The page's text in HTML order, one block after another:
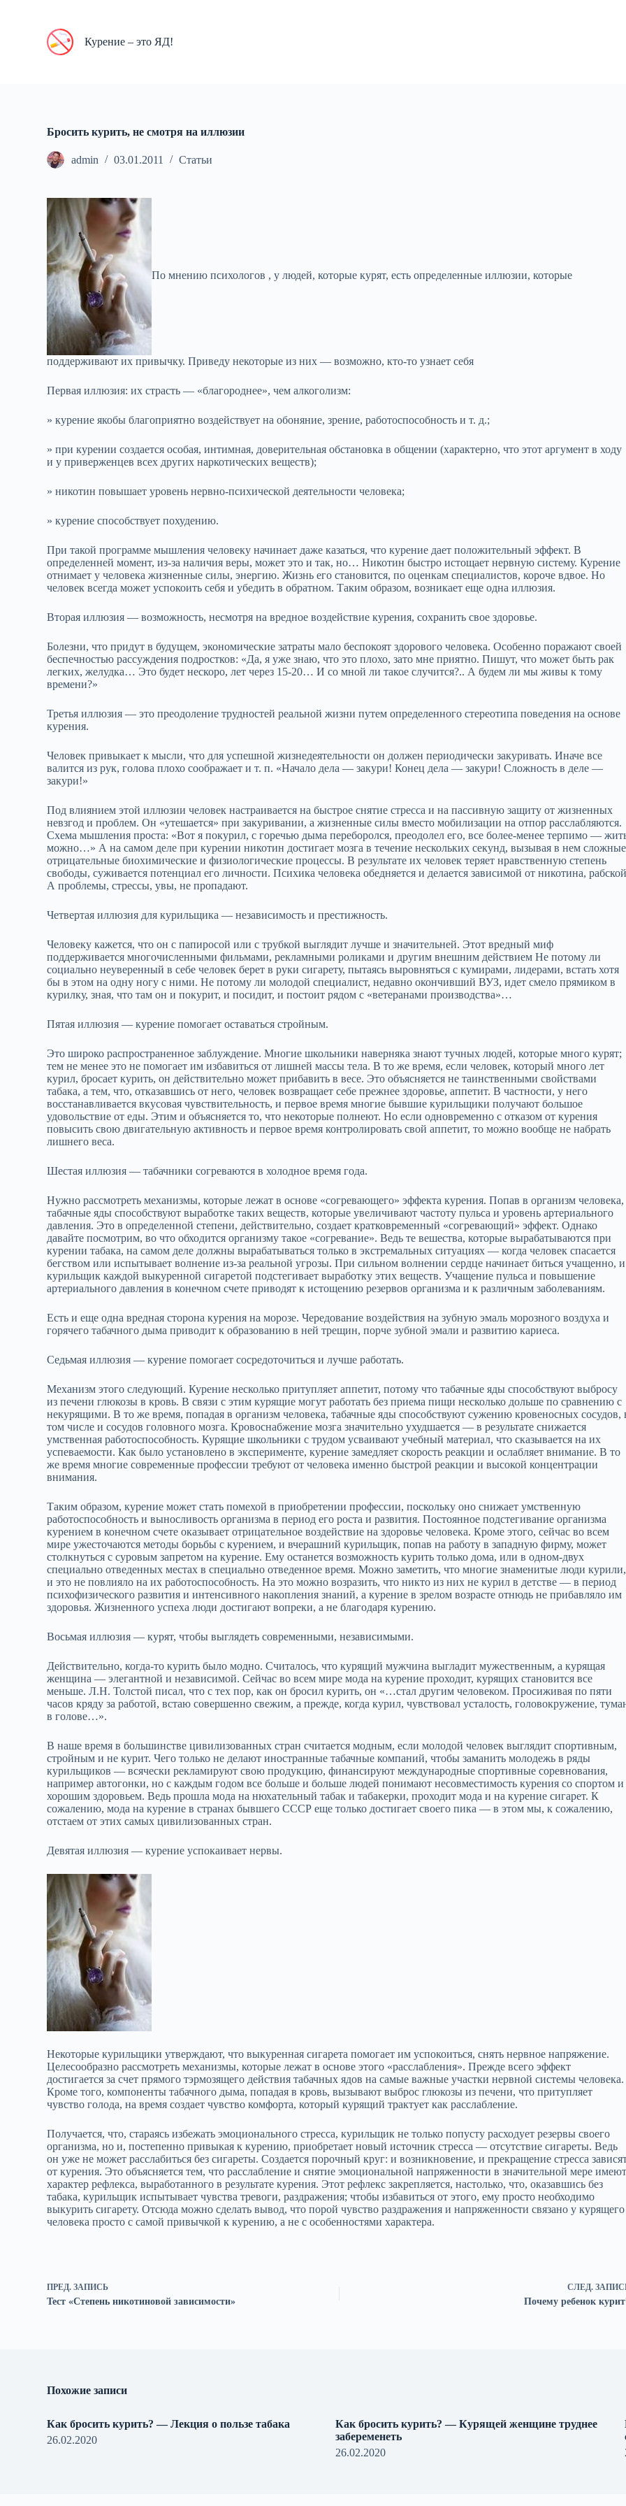
Курение – это ЯД!
Бросить курить, не смотря на иллюзии
admin 03.01.2011 Статьи
По мнению психологов , у людей, которые курят, есть определенные иллюзии, которые
поддерживают их привычку. Приведу некоторые из них — возможно, кто-то узнает себя
Первая иллюзия: их страсть — «благороднее», чем алкоголизм:
» курение якобы благоприятно воздействует на обоняние, зрение, работоспособность и т. д.;
» при курении создается особая, интимная, доверительная обстановка в общении (характерно, что этот аргумент в ходу
и у приверженцев всех других наркотических веществ);
» никотин повышает уровень нервно-психической деятельности человека;
» курение способствует похудению.
При такой программе мышления человеку начинает даже казаться, что курение дает положительный эффект. В
определенней момент, из-за наличия веры, может это и так, но… Никотин быстро истощает нервную систему. Курение
отнимает у человека жизненные силы, энергию. Жизнь его становится, по оценкам специалистов, короче вдвое. Но
человек всегда может успокоить себя и убедить в обратном. Таким образом, возникает еще одна иллюзия.
Вторая иллюзия — возможность, несмотря на вредное воздействие курения, сохранить свое здоровье.
Болезни, что придут в будущем, экономические затраты мало беспокоят здорового человека. Особенно поражают своей
беспечностью рассуждения подростков: «Да, я уже знаю, что это плохо, зато мне приятно. Пишут, что может быть рак
легких, желудка… Это будет нескоро, лет через 15-20… И со мной ли такое случится?.. А будем ли мы живы к тому
времени?»
Третья иллюзия — это преодоление трудностей реальной жизни путем определенного стереотипа поведения на основе
курения.
Человек привыкает к мысли, что для успешной жизнедеятельности он должен периодически закуривать. Иначе все
валится из рук, голова плохо соображает и т. п. «Начало дела — закури! Конец дела — закури! Сложность в деле —
закури!»
Под влиянием этой иллюзии человек настраивается на быстрое снятие стресса и на пассивную защиту от жизненных
невзгод и проблем. Он «утешается» при закуривании, а жизненные силы вместо мобилизации на отпор расслабляются.
Схема мышления проста: «Вот я покурил, с горечью дыма переборолся, преодолел его, все более-менее терпимо —
можно…» А на самом деле при курении никотин достигает мозга в течение нескольких секунд, вызывая в нем сложные
отрицательные биохимические и физиологические процессы. В результате их человек теряет нравственную степень
свободы, суживается потенциал его личности. Психика человека обедняется и делается зависимой от никотина,
А проблемы, стрессы, увы, не пропадают.
Четвертая иллюзия для курильщика — независимость и престижность.
Человеку кажется, что он с папиросой или с трубкой выглядит лучше и значительней. Этот вредный миф
поддерживается многочисленными фильмами, рекламными роликами и другим внешним действием Не потому ли
социально неуверенный в себе человек берет в руки сигарету, пытаясь выровняться с кумирами, лидерами, встать хотя
бы в этом на одну ногу с ними. Не потому ли молодой специалист, недавно окончивший ВУЗ, идет смело прямиком в
курилку, зная, что там он и покурит, и посидит, и постоит рядом с «ветеранами производства»…
Пятая иллюзия — курение помогает оставаться стройным.
Это широко распространенное заблуждение. Многие школьники наверняка знают тучных людей, которые много курят;
тем не менее это не помогает им избавиться от лишней массы тела. В то же время, если человек, который много лет
курил, бросает курить, он действительно может прибавить в весе. Это объясняется не таинственными свойствами
табака, а тем, что, отказавшись от него, человек возвращает себе прежнее здоровье, аппетит. В частности, у него
восстанавливается вкусовая чувствительность, и первое время многие бывшие курильщики получают большое
удовольствие от еды. Этим и объясняется то, что некоторые полнеют. Но если одновременно с отказом от курения
повысить свою двигательную активность и первое время контролировать свой аппетит, то можно вообще не набрать
лишнего веса.
Шестая иллюзия — табачники согреваются в холодное время года.
Нужно рассмотреть механизмы, которые лежат в основе «согревающего» эффекта курения. Попав в организм человека,
табачные яды способствуют выработке таких веществ, которые увеличивают частоту пульса и уровень артериального
давления. Это в определенной степени, действительно, создает кратковременный «согревающий» эффект. Однако
давайте посмотрим, во что обходится организму такое «согревание». Ведь те вешества, которые вырабатываются при
курении табака, на самом деле должны вырабатываться только в экстремальных ситуациях — когда человек спасается
бегством или испытывает волнение из-за реальной угрозы. При сильном волнении сердце начинает биться учащенно, и
курильщик каждой выкуренной сигаретой подстегивает выработку этих веществ. Учащение пульса и повышение
артериального давления в конечном счете приводят к истощению резервов организма и к различным заболеваниям.
Есть и еще одна вредная сторона курения на морозе. Чередование воздействия на зубную эмаль морозного воздуха и
горячего табачного дыма приводит к образованию в ней трещин, порче зубной эмали и развитию кариеса.
Седьмая иллюзия — курение помогает сосредоточиться и лучше работать.
Механизм этого следующий. Курение несколько притупляет аппетит, потому что табачные яды способствуют выбросу
из печени глюкозы в кровь. В связи с этим курящие могут работать без приема пищи несколько дольше по сравнению с
некурящими. В то же время, попадая в организм человека, табачные яды способствуют сужению кровеносных сосудов,
том числе и сосудов головного мозга. Кровоснабжение мозга значительно ухудшается — в результате снижается
умственная работоспособность. Курящие школьники с трудом усваивают учебный материал, что сказывается на их
успеваемости. Как было установлено в эксперименте, курение замедляет скорость реакции и ослабляет внимание. В то
же время многие современные профессии требуют от человека именно быстрой реакции и высокой концентрации
внимания.
Таким образом, курение может стать помехой в приобретении профессии, поскольку оно снижает умственную
работоспособность и выносливость организма в период его роста и развития. Постоянное подстегивание организма
курением в конечном счете оказывает отрицательное воздействие на здоровье человека. Кроме этого, сейчас во всем
мире ужесточаются методы борьбы с курением, и вчерашний курильщик, попав на работу в западную фирму, может
столкнуться с суровым запретом на курение. Ему останется возможность курить только дома, или в одном-двух
специально отведенных местах в специально отведенное время. Можно заметить, что многие знаменитые люди курили,
и это не повлияло на их работоспособность. На это можно возразить, что никто из них не курил в детстве — в период
психофизического развития и интенсивного накопления знаний, а курение в зрелом возрасте отнюдь не прибавляло им
здоровья. Жизненного успеха люди достигают вопреки, а не благодаря курению.
Восьмая иллюзия — курят, чтобы выглядеть современными, независимыми.
Действительно, когда-то курить было модно. Считалось, что курящий мужчина выгладит мужественным, а курящая
женщина — элегантной и независимой. Сейчас во всем мире мода на курение проходит, курящих становится все
меньше. Л.Н. Толстой писал, что с тех пор, как он бросил курить, он «…стал другим человеком. Просиживая по пяти
часов кряду за работой, встаю совершенно свежим, а прежде, когда курил, чувствовал усталость, головокружение,
в голове…».
В наше время в большинстве цивилизованных стран считается модным, если молодой человек выглядит спортивным,
стройным и не курит. Чего только не делают иностранные табачные компаний, чтобы заманить молодежь в ряды
курильщиков — всячески рекламируют свою продукцию, финансируют международные спортивные соревнования,
например автогонки, но с каждым годом все больше и больше людей понимают несовместимость курения со спортом и
хорошим здоровьем. Ведь прошла мода на нюхательный табак и табакерки, проходит мода и на курение сигарет. К
сожалению, мода на курение в странах бывшего СССР еще только достигает своего пика — в этом мы, к сожалению,
отстаем от этих самых цивилизованных стран.
Девятая иллюзия — курение успокаивает нервы.
Некоторые курильщики утверждают, что выкуренная сигарета помогает им успокоиться, снять нервное напряжение.
Целесообразно рассмотреть механизмы, которые лежат в основе этого «расслабления». Прежде всего эффект
достигается за счет прямого тэрмозящего действия табачных ядов на самые важные участки нервной системы человека.
Кроме того, компоненты табачного дыма, попадая в кровь, вызывают выброс глюкозы из печени, что притупляет
чувство голода, на время создает чувство комфорта, который курящий трактует как расслабление.
Получается, что, стараясь избежать эмоционального стресса, курильщик не только попусту расходует резервы своего
организма, но и, постепенно привыкая к курению, приобретает новый источник стресса — отсутствие сигареты. Ведь
он уже не может расслабиться без сигареты. Создается порочный круг: и возникновение, и прекращение стресса
от курения. Это объясняется тем, что расслабление и снятие эмоциональной напряженности в значительной мере
характер рефлекса, выработанного в результате курения. Этот рефлекс закрепляется, настолько, что, оказавшись без
табака, курильщик испытывает чувства тревоги, раздражения; чтобы избавиться от этого, ему просто необходимо
выкурить сигарету. Отсюда можно сделать вывод, что порой чувство раздражения и напряженности связано у курящего
человека просто с самой привычкой к курению, а не с особенностями характера.
ПРЕД.ЗАПИСЬ
Тест «Степень никотиновой зависимости»
СЛЕД.
Почему ребенок
Похожие записи
Как бросить курить? — Лекция о пользе табака
26.02.2020
Как бросить курить? — Курящей женщине труднее
забеременеть
26.02.2020